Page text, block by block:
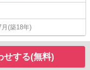
(築18年)
せする(無料)